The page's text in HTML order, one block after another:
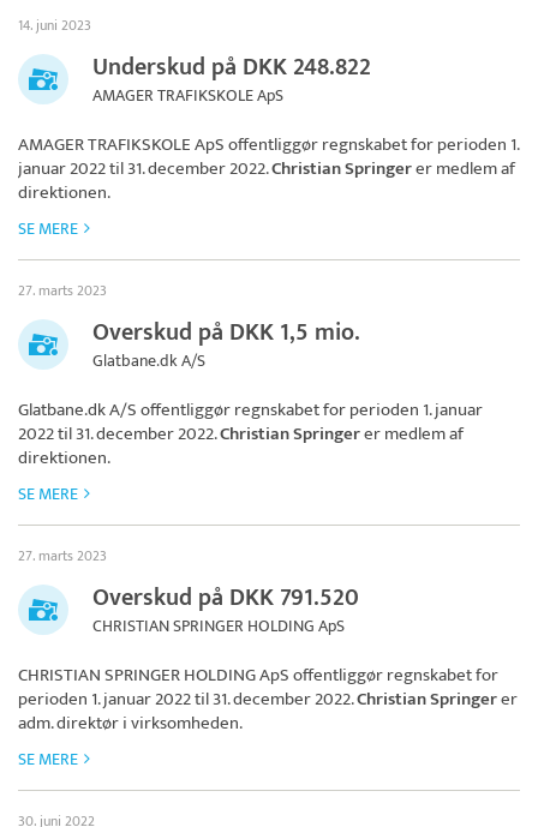
14. juni 2023
Underskud på DKK 248.822
AMAGER TRAFIKSKOLE ApS
AMAGER TRAFIKSKOLE ApSoffentliggør regnskabet for perioden 1.
januar 2022 til 31. december 2022.Christian Springerer medlem af
direktionen.
SE MERE
27. marts 2023
Overskud på DKK 1,5 mio.
Glatbane.dk A/S
Glatbane.dk A/Soffentliggør regnskabet for perioden 1. januar
2022 til 31. december 2022.Christian Springerer medlem af
direktionen.
SE MERE
27. marts 2023
Overskud på DKK 791.520
CHRISTIAN SPRINGER HOLDING ApS
CHRISTIAN SPRINGER HOLDING ApSoffentliggør regnskabet for
perioden 1. januar 2022 til 31. december 2022.Christian Springerer
adm. direktør i virksomheden.
SE MERE
30. juni 2022